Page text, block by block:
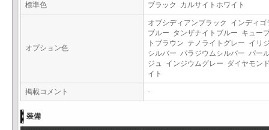
標準色
ブラック カルサイトホワイト
オプション色
オブシディアンブラック インディゴ
ブルー タンザナイトブルー キュー
トブラウン テノライトグレー イリ
シルバー パラジウムシルバー パー
ジュ インジウムグレー ダイヤモン
イト
掲載コメント -
装備